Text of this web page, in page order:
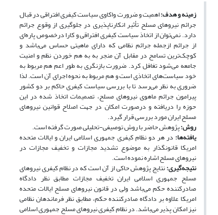
زمینه و هدف:اهمیت و ضرورت واکاوی سیاست کیفری افتراقی در قبال
جرائم نیروهای مسلح تأثیر انکارناپذیری در جلوگیری از وقوع جرائم
دارد. نمی‌توان از اتخاذ سیاست کیفری افتراقی و کارا درخصوص پاره‌ای
از جرائم ازجمله جرائم نظامی که دارای ماهیتی حساس می‌باشد و
کوچک‌ترین تسامح در مقابل آن منجر به به هم خوردن نظم و امنیت
جامعه می‌شود تغافل کرد. ضرورت بازنگری به طور اعم هم مربوط به
خود سیاست‌های اتخاذی است و هم مربوط به نحوه اجرای آن است. لذا
ضروری به نظر می‌رسد تا با بررسی سیاست کیفری حاکم بر دو کشور
پیرامون جرائم ماهوی نیروهای مسلح، تصمیمات اتخاذ شده در این
حوزه را دریافته و درصورت امکان در جهت اصلاح قوانین نیروهای
مسلح ایران مورد بررسی قرار گیرد.
روش‌:پژوهش حاضر با روش توصیفی-تحلیلی صورت گرفته است.
یافته‌ها: در هر دو نظام کیفری جمهوری اسلامی ایران و ایالات متحده
امریکا قانونگذار به موضوع تشدید مجازات و تخفیف مجازات در
نیروهای مسلح اشاره نموده است.
نتیجه‌گیری:نتایج پژوهش حاکی از آن است که در نظام کیفری نیروهای
مسلح جمهوری اسلامی ایران تخفیف مجازات مطابق نظر دادگاه
صادرکننده حکم می‌باشد ولی در قانون نیروهای مسلح ایالات متحده
امریکا علاوه بر دادگاه صادرکننده حکم، مطابق نظر فرماندهان نظامی
نیز امکان پذیر می‌باشد. در نظام کیفری نیروهای مسلح جمهوری اسلامی